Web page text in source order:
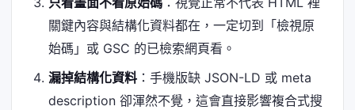
關鍵內容與結構化資料都在，一定切到「檢視原
始碼」或 GSC 的已檢索網頁看。
漏掉結構化資料：手機版缺 JSON-LD 或 meta
description 卻渾然不覺，這會直接影響複合式搜